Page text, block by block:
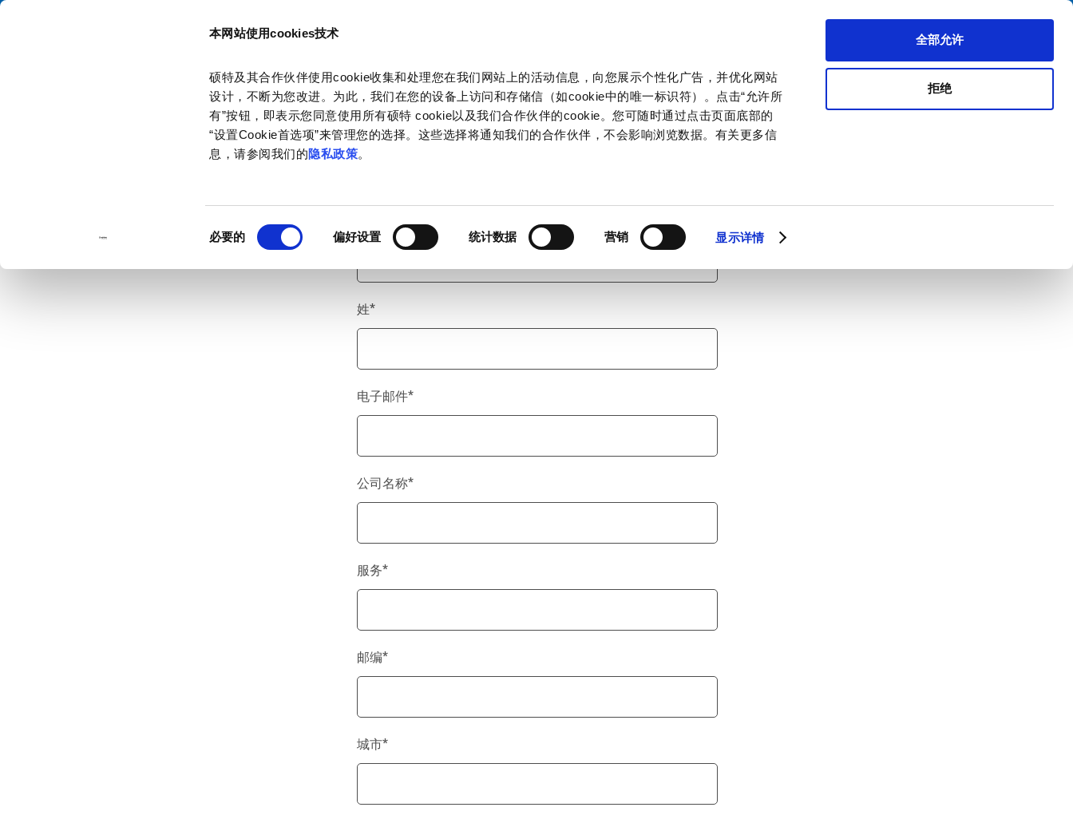
本网站使用cookies技术
硕特及其合作伙伴使用cookie收集和处理您在我们网站上的活动信息，向您展示个性化广告，并优化网站
设计，不断为您改进。为此，我们在您的设备上访问和存储信（如cookie中的唯一标识符）。点击“允许所
有”按钮，即表示您同意使用所有硕特 cookie以及我们合作伙伴的cookie。您可随时通过点击页面底部的
“设置Cookie首选项”来管理您的选择。这些选择将通知我们的合作伙伴，不会影响浏览数据。有关更多信
息，请参阅我们的隐私政策。
意
必要的 偏好设置 统计数据 营销 显示详情
全部允许
拒绝
目录 联系我们
称谓*
姓*
电子邮件*
公司名称*
服务*
邮编*
城市*